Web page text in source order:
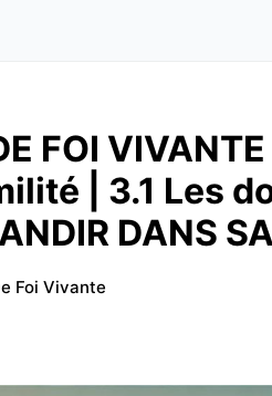
FOI VIVANTE |
| 3.1 Les
DANS
Foi Vivante